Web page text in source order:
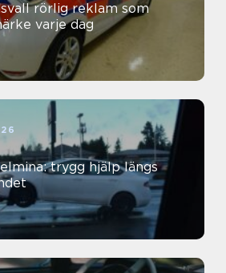
som
varje dag
trygg hjälp längs